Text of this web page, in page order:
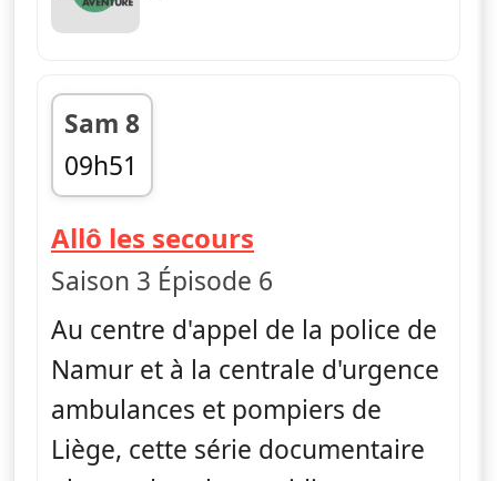
Sam 8
09h51
fin 10h42
Allô les secours
Saison 3 Épisode 6
Au centre d'appel de la police de
Namur et à la centrale d'urgence
ambulances et pompiers de
Liège, cette série documentaire